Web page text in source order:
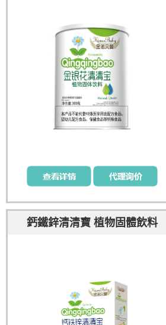
鈣鐵鋅清清寶 植物固體飲料